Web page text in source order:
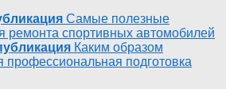
Самые полезные
ремонта спортивных автомобилей
Каким образом
профессиональная подготовка